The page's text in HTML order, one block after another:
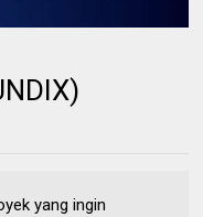
yang ingin